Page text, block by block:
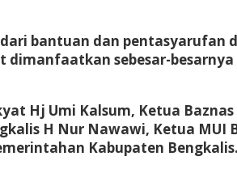
bantuan dan pentasyarufan
dimanfaatkan sebesar-
Hj Umi Kalsum, Ketua
H Nur Nawawi, Ketua MUI
Kabupaten